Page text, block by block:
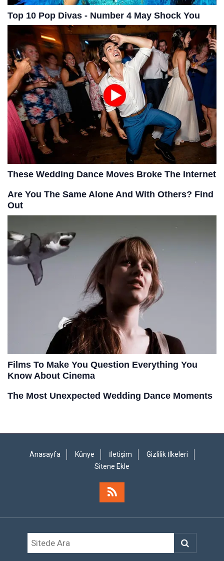
Anasayfa Künye İletişim
Gizlilik İlkeleri
Sitene Ekle